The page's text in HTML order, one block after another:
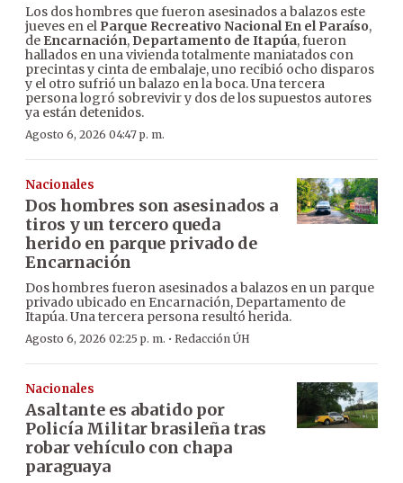
Los dos hombres que fueron asesinados a balazos este
jueves en el Parque Recreativo Nacional En el Paraíso,
de Encarnación, Departamento de Itapúa, fueron
hallados en una vivienda totalmente maniatados con
precintas y cinta de embalaje, uno recibió ocho disparos
y el otro sufrió un balazo en la boca. Una tercera
persona logró sobrevivir y dos de los supuestos autores
ya están detenidos.
Agosto 6, 2026 04:47 p. m.
Nacionales
Dos hombres son asesinados a
tiros y un tercero queda
herido en parque privado de
Encarnación
Dos hombres fueron asesinados a balazos en un parque
privado ubicado en Encarnación, Departamento de
Itapúa. Una tercera persona resultó herida.
Agosto 6, 2026 02:25 p. m. · Redacción ÚH
Nacionales
Asaltante es abatido por
Policía Militar brasileña tras
robar vehículo con chapa
paraguaya